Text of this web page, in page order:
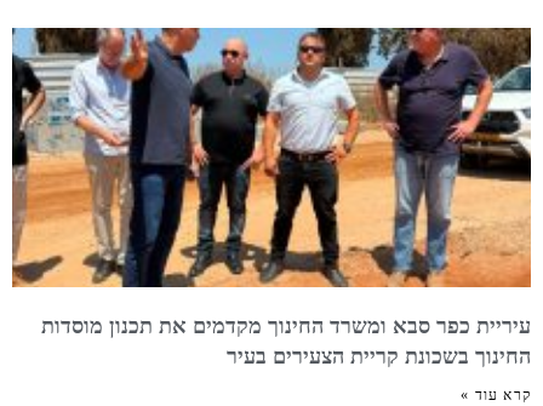
עיריית כפר סבא ומשרד החינוך מקדמים את תכנון מוסדות
החינוך בשכונת קריית הצעירים בעיר
קרא עוד »